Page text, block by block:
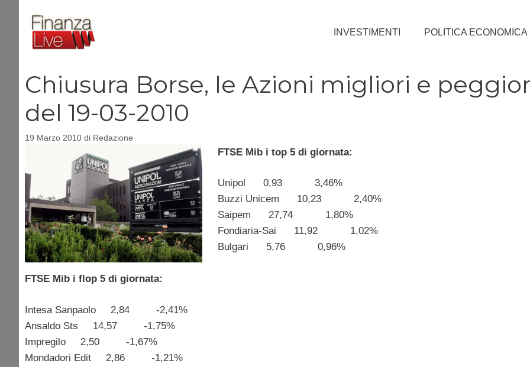
contenuto
INVESTIMENTI POLITICA ECONOMICA
Chiusura Borse, le Azioni migliori e
del 19-03-2010
19 Marzo 2010 di Redazione
FTSE Mib i top 5 di giornata:
Unipol 0,93 3,46%
Buzzi Unicem 10,23 2,40%
Saipem 27,74 1,80%
Fondiaria-Sai 11,92 1,02%
Bulgari 5,76 0,96%
FTSE Mib i flop 5 di giornata:
Intesa Sanpaolo 2,84 -2,41%
Ansaldo Sts 14,57 -1,75%
Impregilo 2,50 -1,67%
Mondadori Edit 2,86 -1,21%